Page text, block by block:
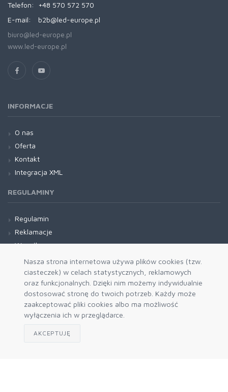
Nasza strona internetowa używa plików cookies (tzw.
ciasteczek) w celach statystycznych, reklamowych
oraz funkcjonalnych. Dzięki nim możemy indywidualnie
dostosować stronę do twoich potrzeb. Każdy może
zaakceptować pliki cookies albo ma możliwość
wyłączenia ich w przeglądarce.
AKCEPTUJĘ
Telefon:
+48 570 572 570
E-mail:
b2b@led-europe.pl
biuro@led-europe.pl
www.led-europe.pl
INFORMACJE
O nas
Oferta
Kontakt
Integracja XML
REGULAMINY
Regulamin
Reklamacje
Wysyłka
Ogólne warunki gwarancji